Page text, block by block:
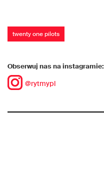
twenty one pilots
Obserwuj nas na instagramie:
@rytmypl